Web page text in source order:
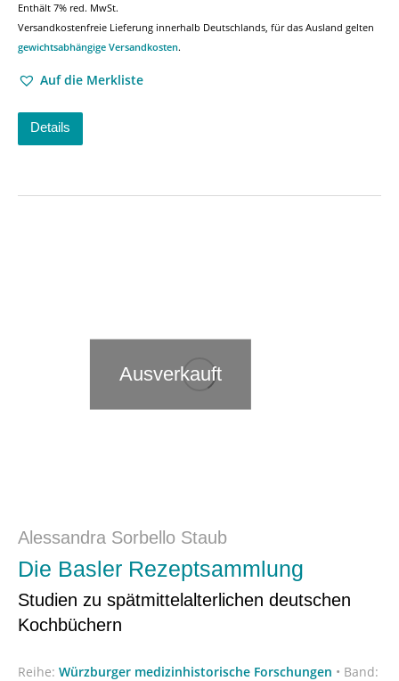
Enthält 7% red. MwSt.
Versandkostenfreie Lieferung innerhalb Deutschlands, für das Ausland gelten
gewichtsabhängige Versandkosten.
Auf die Merkliste
Details
Ausverkauft
Alessandra Sorbello Staub
Die Basler Rezeptsammlung
Studien zu spätmittelalterlichen deutschen
Kochbüchern
Reihe: Würzburger medizinhistorische Forschungen • Band: